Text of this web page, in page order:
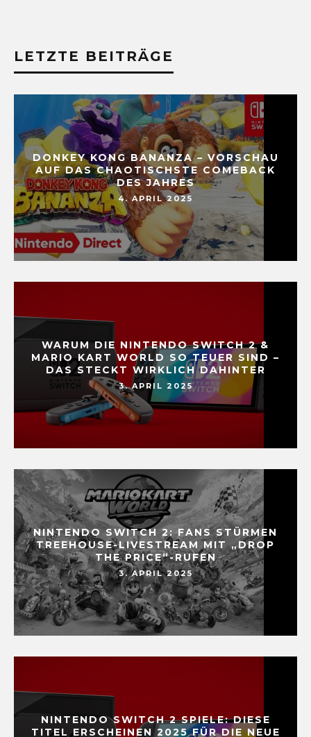
LETZTE BEITRÄGE
DONKEY KONG BANANZA – VORSCHAU
AUF DAS CHAOTISCHSTE COMEBACK
DES JAHRES
4. APRIL 2025
WARUM DIE NINTENDO SWITCH 2 &
MARIO KART WORLD SO TEUER SIND –
DAS STECKT WIRKLICH DAHINTER
3. APRIL 2025
NINTENDO SWITCH 2: FANS STÜRMEN
TREEHOUSE-LIVESTREAM MIT „DROP
THE PRICE“-RUFEN
3. APRIL 2025
NINTENDO SWITCH 2 SPIELE: DIESE
TITEL ERSCHEINEN 2025 FÜR DIE NEUE